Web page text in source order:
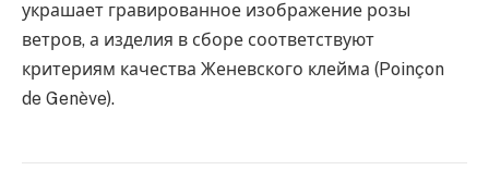
украшает гравированное изображение розы
ветров, а изделия в сборе соответствуют
критериям качества Женевского клейма (Poinçon
de Genève).